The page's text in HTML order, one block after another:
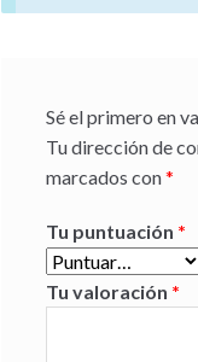
Sé el primero en
Tu dirección de
marcados con*
Tu puntuación *
Tu valoración *